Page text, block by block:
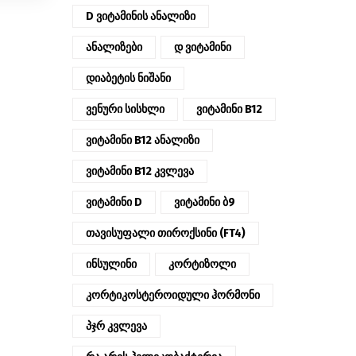
D Ვიტამინის Ანალიზი
Ანალიზები Დ Ვიტამინი
Დიაბეტის Ნიშანი
Ვენური Სისხლი Ვიტამინი B12
Ვიტამინი B12 Ანალიზი
Ვიტამინი B12 Კვლევა
Ვიტამინი D Ვიტამინი Ბ9
Თავისუფალი Თიროქსინი (FT4)
Ინსულინი Კორტიზოლი
Კორტიკოსტეროიდული Ჰორმონი
Პჯრ Კვლევა